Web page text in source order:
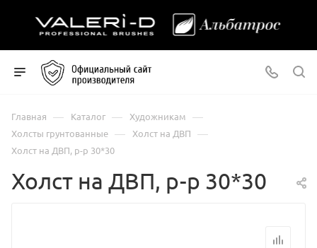
Главная — Каталог — Художникам —
Холсты грунтованные — Холст на ДВП —
Холст на ДВП, р-р 30*30
Холст на ДВП, р-р 30*30